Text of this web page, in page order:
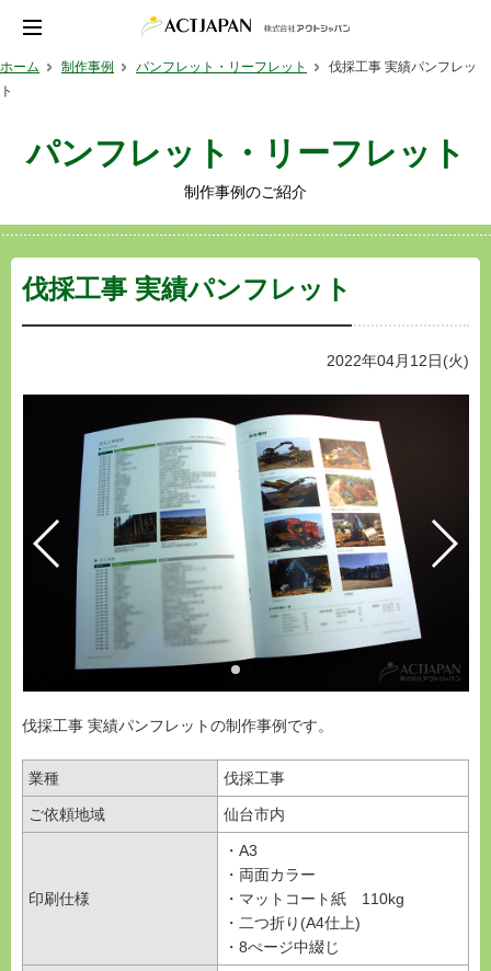
ホーム 制作事例 パンフレット・リーフレット
伐採工事 実績パンフレッ
ト
パンフレット・リーフレット
制作事例のご紹介
伐採工事 実績パンフレット
2022年04月12日(火)
伐採工事 実績パンフレットの制作事例です。
業種 伐採工事
ご依頼地域 仙台市内
印刷仕様
・A3
・両面カラー
・マットコート紙 110kg
・二つ折り(A4仕上)
・8ぺージ中綴じ